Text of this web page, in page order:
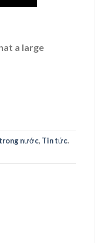
a large
nước, Tin tức.